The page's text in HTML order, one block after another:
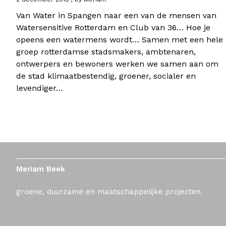
Van Water in Spangen naar een van de mensen van
Watersensitive Rotterdam en Club van 36… Hoe je
opeens een watermens wordt… Samen met een hele
groep rotterdamse stadsmakers, ambtenaren,
ontwerpers en bewoners werken we samen aan om
de stad klimaatbestendig, groener, socialer en
levendiger…
Meriam Beek
groene, duurzame en maatschappelijke projecten